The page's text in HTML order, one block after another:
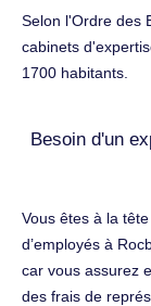
Selon l'Ordre des
cabinets
1700 habitants.
Besoin d'un
Vous êtes à la
d’employés à
car vous assurez
des frais de